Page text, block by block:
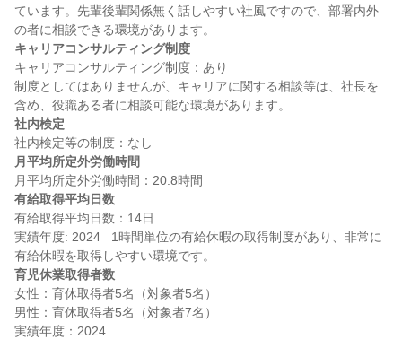
ています。先輩後輩関係無く話しやすい社風ですので、部署内外
キャリアコンサルティング制度
キャリアコンサルティング制度：あり
制度としてはありませんが、キャリアに関する相談等は、社長を
社内検定
月平均所定外労働時間
有給取得平均日数
有給取得平均日数：14日
実績年度: 2024   1時間単位の有給休暇の取得制度があり、非常に
育児休業取得者数
女性：育休取得者5名（対象者5名）
男性：育休取得者5名（対象者7名）